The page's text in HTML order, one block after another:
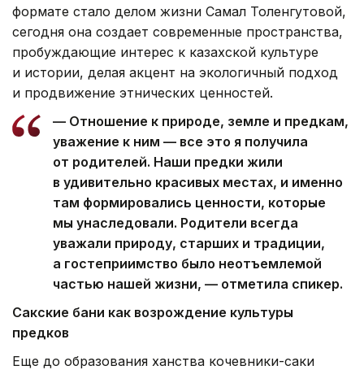
формате стало делом жизни Самал Толенгутовой,
сегодня она создает современные пространства,
пробуждающие интерес к казахской культуре
и истории, делая акцент на экологичный подход
и продвижение этнических ценностей.
— Отношение к природе, земле и предкам,
уважение к ним — все это я получила
от родителей. Наши предки жили
в удивительно красивых местах, и именно
там формировались ценности, которые
мы унаследовали. Родители всегда
уважали природу, старших и традиции,
а гостеприимство было неотъемлемой
частью нашей жизни, — отметила спикер.
Сакские бани как возрождение культуры
предков
Еще до образования ханства кочевники-саки